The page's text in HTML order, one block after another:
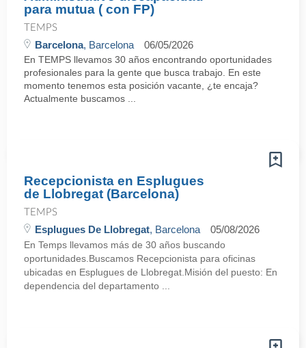
para mutua ( con FP)
TEMPS
Barcelona, Barcelona 06/05/2026
En TEMPS llevamos 30 años encontrando oportunidades
profesionales para la gente que busca trabajo. En este
momento tenemos esta posición vacante, ¿te encaja?
Actualmente buscamos ...
Recepcionista en Esplugues
de Llobregat (Barcelona)
TEMPS
Esplugues De Llobregat, Barcelona 05/08/2026
En Temps llevamos más de 30 años buscando
oportunidades.Buscamos Recepcionista para oficinas
ubicadas en Esplugues de Llobregat.Misión del puesto: En
dependencia del departamento ...